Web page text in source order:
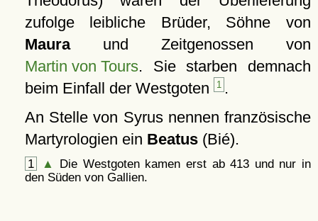
zufolge leibliche Brüder, Söhne von
Mauraund Zeitgenossen von
Martin von Tours. Sie starben demnach
beim Einfall der Westgoten
1 .
An Stelle von Syrus nennen französische
Martyrologien ein Beatus(Bié).
1 ▲
Die Westgoten kamen erst ab 413 und nur in
den Süden von Gallien.